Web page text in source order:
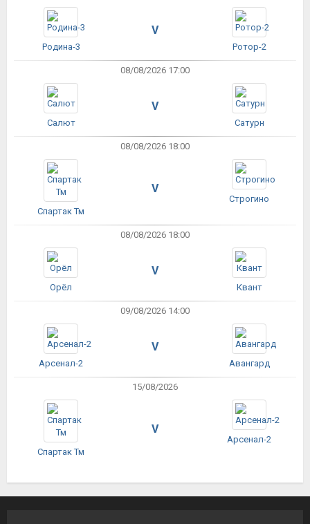
Родина-3
V
Ротор-2
08/08/2026 17:00
Салют
V
Сатурн
08/08/2026 18:00
Спартак Тм
V
Строгино
08/08/2026 18:00
Орёл
V
Квант
09/08/2026 14:00
Арсенал-2
V
Авангард
15/08/2026
Спартак Тм
V
Арсенал-2